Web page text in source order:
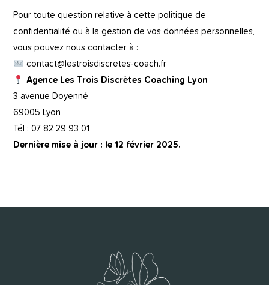
Pour toute question relative à cette politique de
confidentialité ou à la gestion de vos données personnelles,
vous pouvez nous contacter à :
contact@lestroisdiscretes-coach.fr
Agence Les Trois Discrètes Coaching Lyon
3 avenue Doyenné
69005 Lyon
Tél : 07 82 29 93 01
Dernière mise à jour : le 12 février 2025.